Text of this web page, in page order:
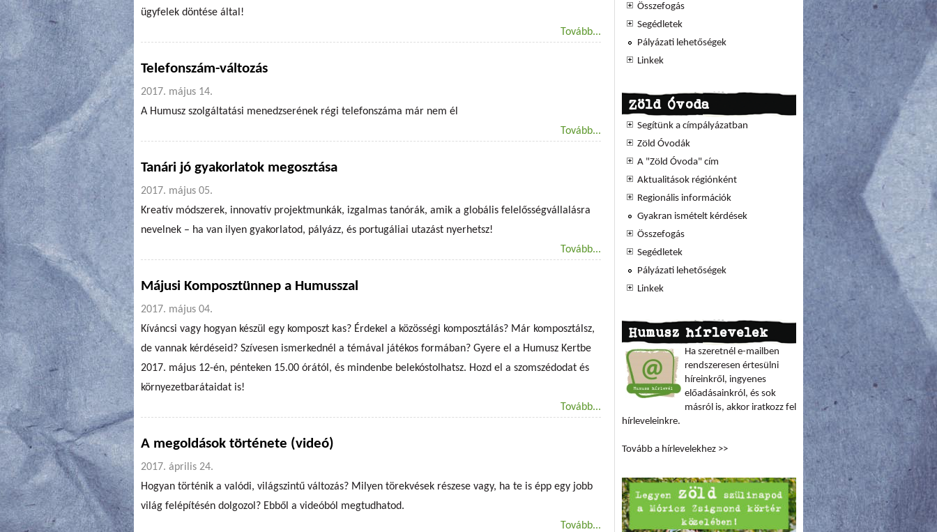
ügyfelek döntése által!
Tovább...
Telefonszám-változás
2017. május 14.
A Humusz szolgáltatási menedzserének régi telefonszáma már nem él
Tovább...
Tanári jó gyakorlatok megosztása
2017. május 05.
Kreatív módszerek, innovatív projektmunkák, izgalmas tanórák, amik a globális felelősségvállalásra
nevelnek – ha van ilyen gyakorlatod, pályázz, és portugáliai utazást nyerhetsz!
Tovább...
Májusi Komposztünnep a Humusszal
2017. május 04.
Kíváncsi vagy hogyan készül egy komposzt kas? Érdekel a közösségi komposztálás? Már komposztálsz,
de vannak kérdéseid? Szívesen ismerkednél a témával játékos formában? Gyere el a Humusz Kertbe
2017. május 12-én, pénteken 15.00 órától, és mindenbe belekóstolhatsz. Hozd el a szomszédodat és
környezetbarátaidat is!
Tovább...
A megoldások története (videó)
2017. április 24.
Hogyan történik a valódi, világszintű változás? Milyen törekvések részese vagy, ha te is épp egy jobb
világ felépítésén dolgozol? Ebből a videóból megtudhatod.
Tovább...
Összefogás
Segédletek
Pályázati lehetőségek
Linkek
Zöld Óvoda
Segítünk a címpályázatban
Zöld Óvodák
A "Zöld Óvoda" cím
Aktualitások régiónként
Regionális információk
Gyakran ismételt kérdések
Összefogás
Segédletek
Pályázati lehetőségek
Linkek
Humusz hírlevelek
Ha szeretnél e-mailben
rendszeresen értesülni
híreinkről, ingyenes
előadásainkról, és sok
másról is, akkor iratkozz fel
hírleveleinkre.
Tovább a hírlevelekhez >>